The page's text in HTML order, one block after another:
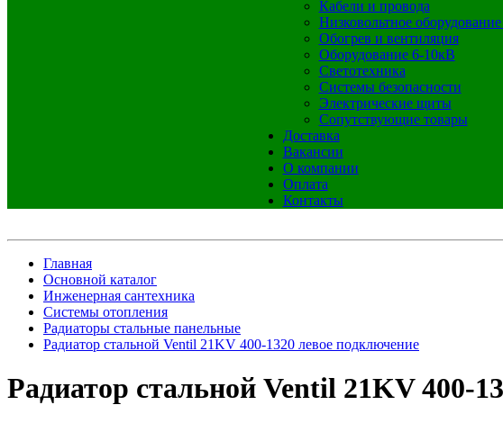
Кабели и провода
Низковольтное
Обогрев и вентиляция
Оборудование 6-10кВ
Светотехника
Системы безопасности
Электрические щиты
Сопутствующие товары
Доставка
Вакансии
О компании
Оплата
Контакты
Главная
Основной каталог
Инженерная сантехника
Системы отопления
Радиаторы стальные панельные
Радиатор стальной Ventil 21KV 400-1320 левое подключение
Радиатор стальной Ventil 21KV 400-